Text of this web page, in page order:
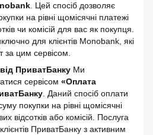
. Цей спосіб дозволяє
на рівні щомісячні платежі
чи комісій для вас як покупця.
для клієнтів Monobank, які
за цим сервісом.
ПриватБанку Ми
сервісом «Оплата
. Даний спосіб оплати
покупки на рівні щомісячні
відсотків або комісій. Послуга
ПриватБанку з активним